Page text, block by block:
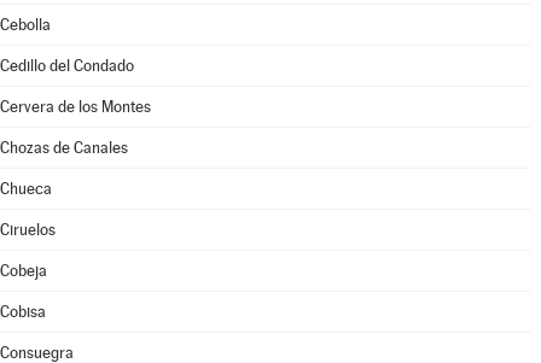
Cebolla
Cedillo del Condado
Cervera de los Montes
Chozas de Canales
Chueca
Ciruelos
Cobeja
Cobisa
Consuegra